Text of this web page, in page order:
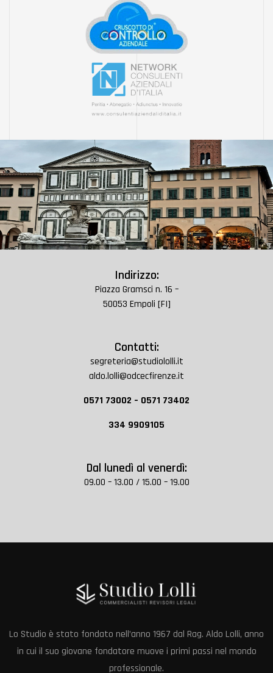
Indirizzo:
Piazza Gramsci n. 16 –
50053 Empoli [FI]
Contatti:
segreteria@studiololli.it
aldo.lolli@odcecfirenze.it
0571 73002 – 0571 73402
334 9909105
Dal lunedì al venerdì:
09.00 – 13.00 / 15.00 – 19.00
Lo Studio è stato fondato nell’anno 1967 dal Rag. Aldo Lolli, anno
in cui il suo giovane fondatore muove i primi passi nel mondo
professionale.